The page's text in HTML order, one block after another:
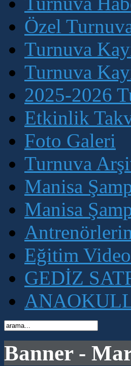
Özel
Turnuva
Turnuva
2025-2026
Etkinlik
Foto Galeri
Turnuva
Manisa
Manisa
Eğitim
GEDİZ
Banner -